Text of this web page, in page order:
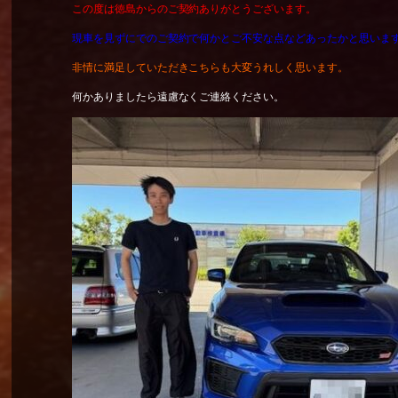
この度は徳島からのご契約ありがとうございます。
現車を見ずにでのご契約で何かとご不安な点などあったかと思いま
非情に満足していただきこちらも大変うれしく思います。
何かありましたら遠慮なくご連絡ください。